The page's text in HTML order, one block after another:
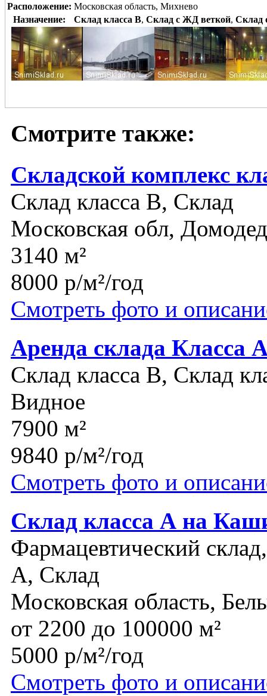
Расположение: Московская область, Михнево
Назначение:
Склад класса B, Склад с ЖД веткой, Склад
Смотрите также:
Складской комплекс
Склад класса B, Склад
Московская обл,
3140 м²
8000 р/м²/год
Смотреть фото и
Аренда склада Класса
Склад класса B, Склад
Видное
7900 м²
9840 р/м²/год
Смотреть фото и
Склад класса А на
Фармацевтический
A, Склад
Московская область,
от 2200 до 100000 м²
5000 р/м²/год
Смотреть фото и